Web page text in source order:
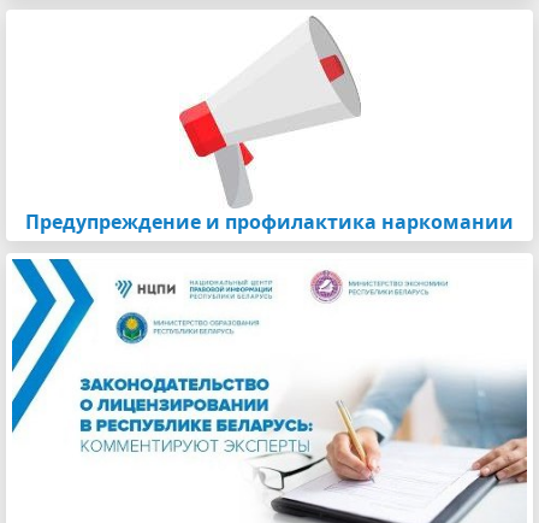
Предупреждение и профилактика наркомании